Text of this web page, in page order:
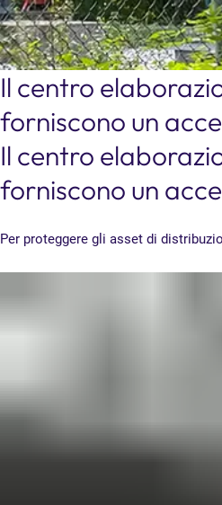
Il centro
forniscono un
Il centro
forniscono un
Per proteggere gli asset di